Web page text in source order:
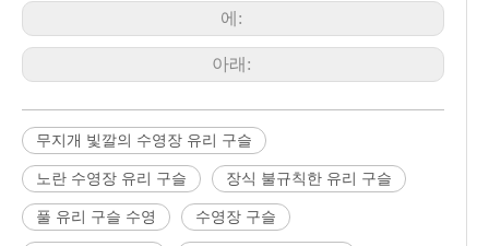
에:
아래:
무지개 빛깔의 수영장 유리 구슬
노란 수영장 유리 구슬 장식 불규칙한 유리 구슬
풀 유리 구슬 수영 수영장 구슬